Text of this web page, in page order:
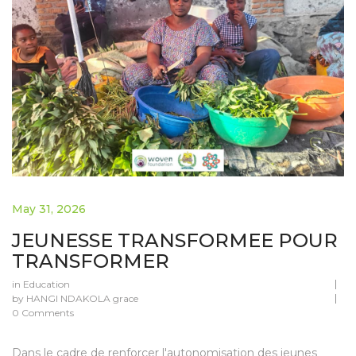
May 31, 2026
JEUNESSE TRANSFORMEE POUR
TRANSFORMER
in Education
by HANGI NDAKOLA grace
0 Comments
Dans le cadre de renforcer l'autonomisation des jeunes